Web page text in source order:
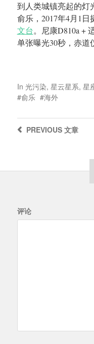
到人类城镇亮起的灯
俞乐，2017年4月1日
文台。尼康D810a +
单张曝光30秒，赤道
In 光污染, 星云星系, 星
俞乐
海外
PREVIOUS文章
评论